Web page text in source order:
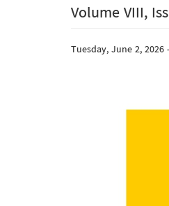
Volume VIII,
Tuesday, June 2, 2026